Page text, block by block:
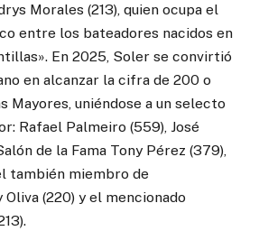
Morales (213), quien ocupa el
entre los bateadores nacidos en
En 2025, Soler se convirtió
en alcanzar la cifra de 200 o
Mayores, uniéndose a un selecto
Rafael Palmeiro (559), José
de la Fama Tony Pérez (379),
también miembro de
(220) y el mencionado